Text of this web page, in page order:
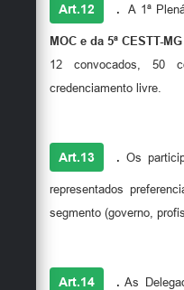
Art.12 . A 1ª
MOC e da 5ª CESTT-MG
12 convocados, 50
credenciamento livre.
Art.13 . Os
representados
segmento (governo,
Art.14 . As